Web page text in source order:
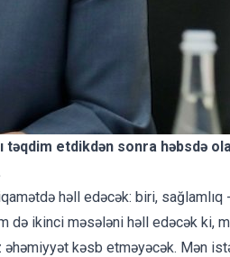
etdikdən sonra həbsdə
həll edəcək: biri, sağlamlıq
də ikinci məsələni həll edəcək ki,
kəsb etməyəcək. Mən